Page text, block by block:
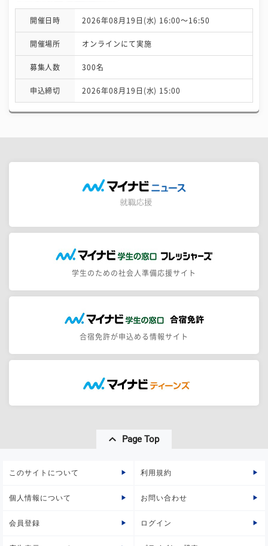
開催日時 2026年08月19日(水) 16:00〜16:50
開催場所 オンラインにて実施
募集人数 300名
申込締切 2026年08月19日(水) 15:00
学生のための社会人準備応援サイト
合宿免許が申込める情報サイト
Page Top
このサイトについて 利用規約
個人情報について お問い合わせ
会員登録 ログイン